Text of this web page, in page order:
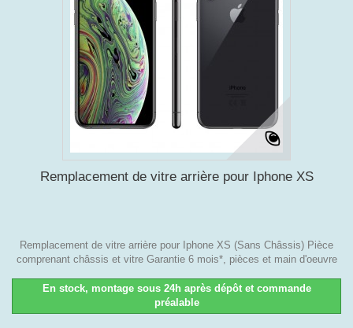
Remplacement de vitre arrière pour Iphone XS
Remplacement de vitre arrière pour Iphone XS (Sans Châssis) Pièce
comprenant châssis et vitre Garantie 6 mois*, pièces et main d'oeuvre
En stock, montage sous 24h après dépôt et commande
préalable